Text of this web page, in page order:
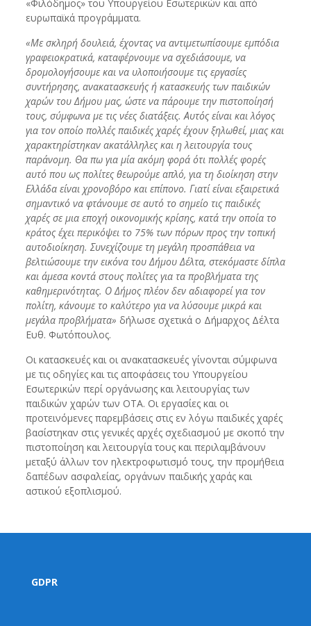
«Φιλόδημος» του Υπουργείου Εσωτερικών και από
ευρωπαϊκά προγράμματα.
«Με σκληρή δουλειά, έχοντας να αντιμετωπίσουμε εμπόδια
γραφειοκρατικά, καταφέρνουμε να σχεδιάσουμε, να
δρομολογήσουμε και να υλοποιήσουμε τις εργασίες
συντήρησης, ανακατασκευής ή κατασκευής των παιδικών
χαρών του Δήμου μας, ώστε να πάρουμε την πιστοποίησή
τους, σύμφωνα με τις νέες διατάξεις. Αυτός είναι και λόγος
για τον οποίο πολλές παιδικές χαρές έχουν ξηλωθεί, μιας και
χαρακτηρίστηκαν ακατάλληλες και η λειτουργία τους
παράνομη. Θα πω για μία ακόμη φορά ότι πολλές φορές
αυτό που ως πολίτες θεωρούμε απλό, για τη διοίκηση στην
Ελλάδα είναι χρονοβόρο και επίπονο. Γιατί είναι εξαιρετικά
σημαντικό να φτάνουμε σε αυτό το σημείο τις παιδικές
χαρές σε μια εποχή οικονομικής κρίσης, κατά την οποία το
κράτος έχει περικόψει το 75% των πόρων προς την τοπική
αυτοδιοίκηση. Συνεχίζουμε τη μεγάλη προσπάθεια να
βελτιώσουμε την εικόνα του Δήμου Δέλτα, στεκόμαστε δίπλα
και άμεσα κοντά στους πολίτες για τα προβλήματα της
καθημερινότητας. Ο Δήμος πλέον δεν αδιαφορεί για τον
πολίτη, κάνουμε το καλύτερο για να λύσουμε μικρά και
μεγάλα προβλήματα» δήλωσε σχετικά ο Δήμαρχος Δέλτα
Ευθ. Φωτόπουλος.
Οι κατασκευές και οι ανακατασκευές γίνονται σύμφωνα
με τις οδηγίες και τις αποφάσεις του Υπουργείου
Εσωτερικών περί οργάνωσης και λειτουργίας των
παιδικών χαρών των ΟΤΑ. Οι εργασίες και οι
προτεινόμενες παρεμβάσεις στις εν λόγω παιδικές χαρές
βασίστηκαν στις γενικές αρχές σχεδιασμού με σκοπό την
πιστοποίηση και λειτουργία τους και περιλαμβάνουν
μεταξύ άλλων τον ηλεκτροφωτισμό τους, την προμήθεια
δαπέδων ασφαλείας, οργάνων παιδικής χαράς και
αστικού εξοπλισμού.
GDPR